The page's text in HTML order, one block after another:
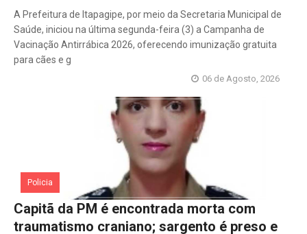
A Prefeitura de Itapagipe, por meio da Secretaria Municipal de
Saúde, iniciou na última segunda-feira (3) a Campanha de
Vacinação Antirrábica 2026, oferecendo imunização gratuita
para cães e g
06 de Agosto, 2026
Policia
Capitã da PM é encontrada morta com
traumatismo craniano; sargento é preso e